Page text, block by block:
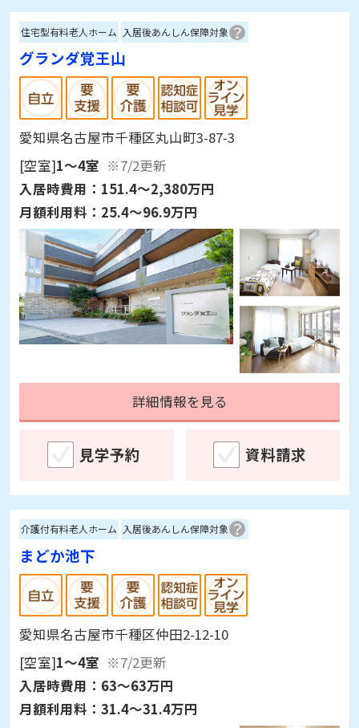
住宅型有料老人ホーム 入居後あんしん保障対象
グランダ覚王山
愛知県名古屋市千種区丸山町3-87-3
[空室]1～4室 ※7/2更新
入居時費用： 151.4～2,380万円
月額利用料： 25.4～96.9万円
詳細情報を見る
見学予約 資料請求
介護付有料老人ホーム 入居後あんしん保障対象
まどか池下
愛知県名古屋市千種区仲田2-12-10
[空室]1～4室 ※7/2更新
入居時費用： 63～63万円
月額利用料： 31.4～31.4万円